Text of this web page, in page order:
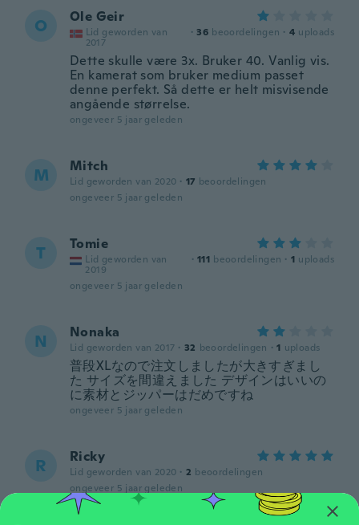
O Ole Geir
Lid geworden van
2017
· 36 beoordelingen · 4 uploads
Dette skulle være 3x. Bruker 40. Vanlig vis.
En kamerat som bruker medium passet
denne perfekt. Så dette er helt misvisende
angående størrelse.
ongeveer 5 jaar geleden
M Mitch
Lid geworden van 2020 · 17 beoordelingen
ongeveer 5 jaar geleden
T Tomie
Lid geworden van
2019
· 111 beoordelingen · 1 uploads
ongeveer 5 jaar geleden
N Nonaka
Lid geworden van 2017 · 32 beoordelingen · 1 uploads
普段XLなので注文しましたが大きすぎまし
た サイズを間違えました デザインはいいの
に素材とジッパーはだめですね
ongeveer 5 jaar geleden
R Ricky
Lid geworden van 2020 · 2 beoordelingen
ongeveer 5 jaar geleden